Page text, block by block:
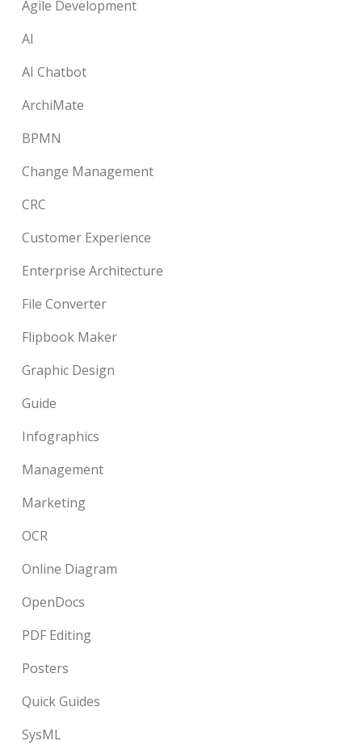
Agile Development
AI
AI Chatbot
ArchiMate
BPMN
Change Management
CRC
Customer Experience
Enterprise Architecture
File Converter
Flipbook Maker
Graphic Design
Guide
Infographics
Management
Marketing
OCR
Online Diagram
OpenDocs
PDF Editing
Posters
Quick Guides
SysML